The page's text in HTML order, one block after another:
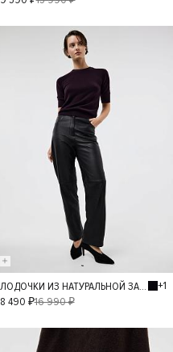
39
40 36
38
39
ЛОДОЧКИ ИЗ НАТУРАЛЬНОЙ ЗАМШИ
+1
8 490 ₽16 990 ₽
- 50%